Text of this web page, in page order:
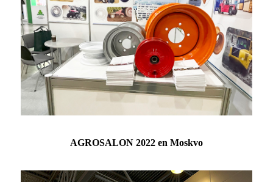
AGROSALON 2022 en Moskvo